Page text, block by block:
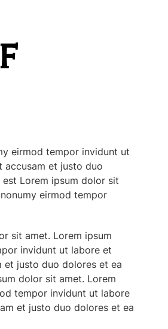
eirmod tempor invidunt ut
accusam et justo duo
Lorem ipsum dolor sit
eirmod tempor
sit amet. Lorem ipsum
invidunt ut labore et
et justo duo dolores et ea
dolor sit amet. Lorem
tempor invidunt ut labore
et justo duo dolores et ea